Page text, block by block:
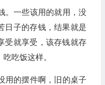
。一些该用的就用，没
日子的存钱，结果就是
受就享受，该存钱就存
吃饭这样。
用的摆件啊，旧的桌子